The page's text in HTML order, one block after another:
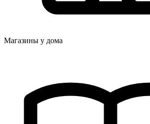
Магазины у дома